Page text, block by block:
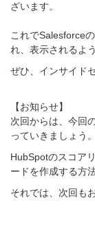
ざいます。
これでSalesforce
れ、表示されるよ
ぜひ、インサイド
【お知らせ】
次回からは、今回
っていきましょう。
HubSpotのスコア
ードを作成する方
それでは、次回も